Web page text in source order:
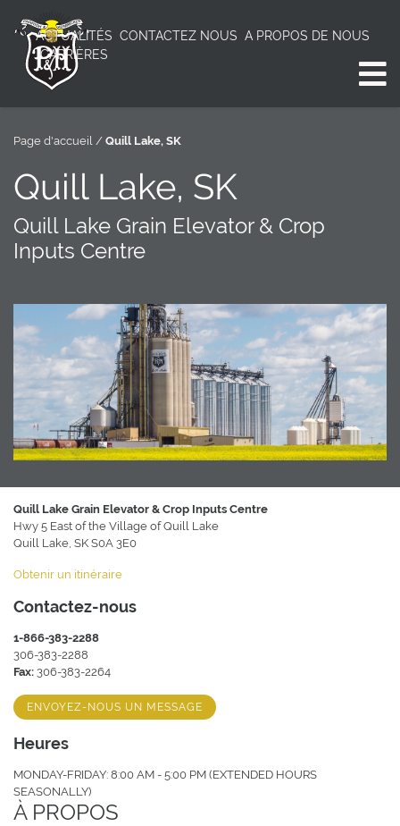
ACTUALITÉS CONTACTEZ NOUS A PROPOS DE NOUS
CARRIÈRES
Page d'accueil / Quill Lake, SK
Quill Lake, SK
Quill Lake Grain Elevator & Crop
Inputs Centre
Quill Lake Grain Elevator & Crop Inputs Centre
Hwy 5 East of the Village of Quill Lake
Quill Lake, SK S0A 3E0
Obtenir un itinéraire
Contactez-nous
1-866-383-2288
306-383-2288
Fax:306-383-2264
ENVOYEZ-NOUS UN MESSAGE
Heures
MONDAY-FRIDAY: 8:00 AM - 5:00 PM (EXTENDED HOURS
SEASONALLY)
À PROPOS